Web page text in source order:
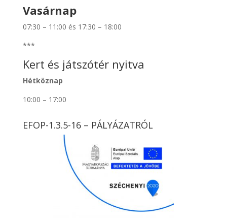
Vasárnap
07:30 – 11:00 és 17:30 – 18:00
***
Kert és játszótér nyitva
Hétköznap
10:00 – 17:00
EFOP-1.3.5-16 – PÁLYÁZATRÓL